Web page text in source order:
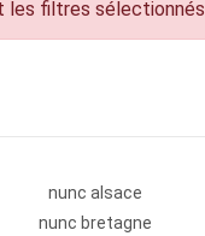
les filtres sélectionnés
nunc alsace
nunc bretagne